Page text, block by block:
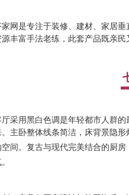
网是专注于装修、建材、家居
丰富手法老练，此套产品既亲民
厅采用黑白色调是年轻都市人群
主卧整体线条简洁，床背景隐
间。复古与现代完美结合的厨房